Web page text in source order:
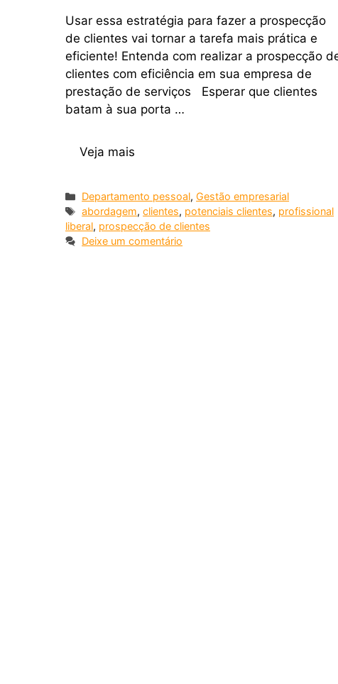
Usar essa estratégia para fazer a prospecção
de clientes vai tornar a tarefa mais prática e
eficiente! Entenda com realizar a prospecção
clientes com eficiência em sua empresa de
prestação de serviços Esperar que clientes
batam à sua porta …
Veja mais
Departamento pessoal,Gestão empresarial
abordagem,clientes, potenciais clientes, profissional
liberal, prospecção de clientes
Deixe um comentário